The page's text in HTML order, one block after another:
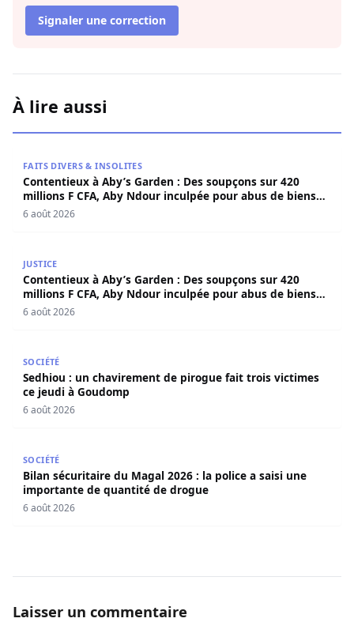
Signaler une correction
À lire aussi
FAITS DIVERS & INSOLITES
Contentieux à Aby’s Garden : Des soupçons sur 420
millions F CFA, Aby Ndour inculpée pour abus de biens
sociaux
6 août 2026
JUSTICE
Contentieux à Aby’s Garden : Des soupçons sur 420
millions F CFA, Aby Ndour inculpée pour abus de biens
sociaux
6 août 2026
SOCIÉTÉ
Sedhiou : un chavirement de pirogue fait trois victimes
ce jeudi à Goudomp
6 août 2026
SOCIÉTÉ
Bilan sécuritaire du Magal 2026 : la police a saisi une
importante de quantité de drogue
6 août 2026
Laisser un commentaire